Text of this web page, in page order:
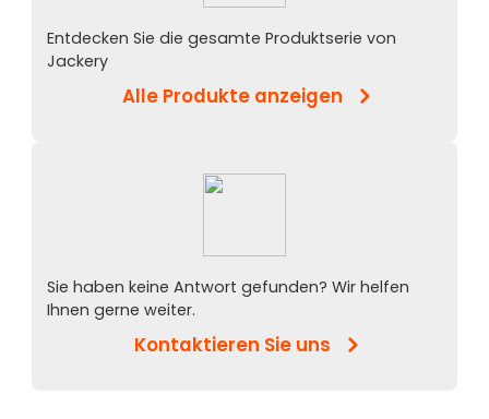
Entdecken Sie die gesamte Produktserie von
Jackery
Alle Produkte anzeigen
Sie haben keine Antwort gefunden? Wir helfen
Ihnen gerne weiter.
Kontaktieren Sie uns